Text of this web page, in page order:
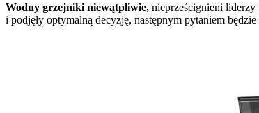
Wodny grzejniki niewątpliwie, nieprześcignieni liderzy
i podjęły optymalną decyzję, następnym pytaniem